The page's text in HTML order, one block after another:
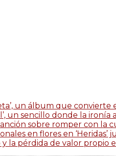
un álbum que
un sencillo donde la
sobre romper con la
en flores en ‘Heridas’
la pérdida de valor propio